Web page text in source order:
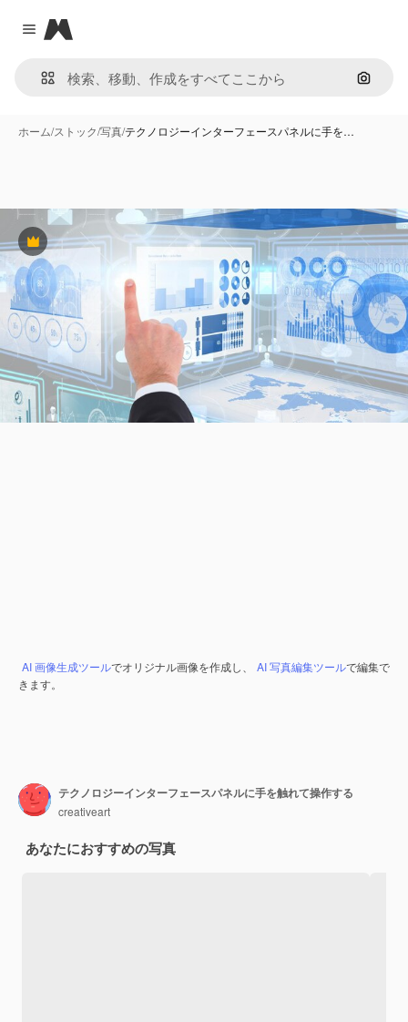
Close menu
Magnific
画像で
ホーム/ストック/写真/テクノロジーインターフェースパネルに手を…
Premium
AI 画像生成ツールでオリジナル画像を作成し、 AI 写真編集ツールで編集で
きます。
テクノロジーインターフェースパネルに手を触れて操作する
creativeart
あなたにおすすめの写真